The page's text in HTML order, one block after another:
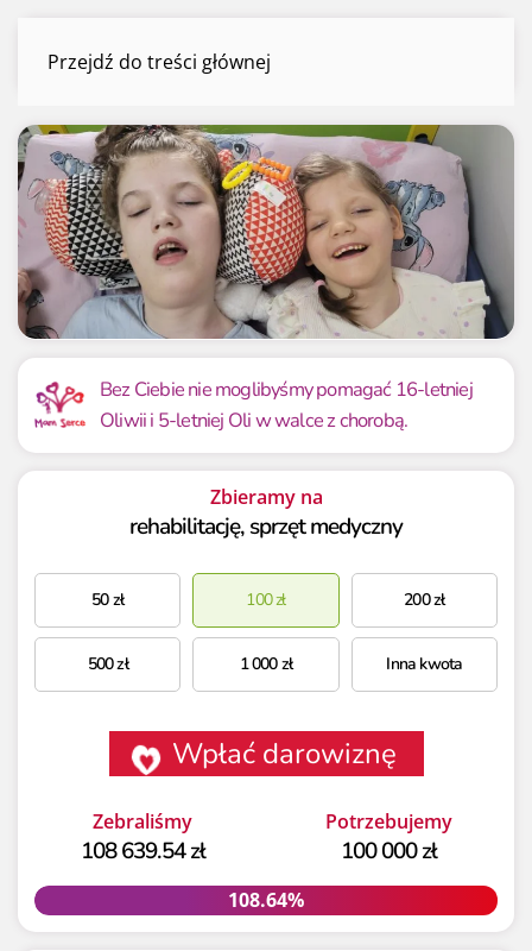
Przejdź do treści głównejOliwia i Ola Orda
Mamy już
108 639.54 zł
Potrzebujemy
100 000 zł
108.64% 108.64%
Bez Ciebie nie moglibyśmy pomagać 16-letniej
Oliwii i 5-letniej Oli w walce z chorobą.
Zbieramy na
rehabilitację, sprzęt medyczny
50zł 100zł 200zł
500zł 1 000zł Inna kwota
Wpłać darowiznę
Zebraliśmy
108 639.54 zł
Potrzebujemy
100 000 zł
108.64%
108.64%